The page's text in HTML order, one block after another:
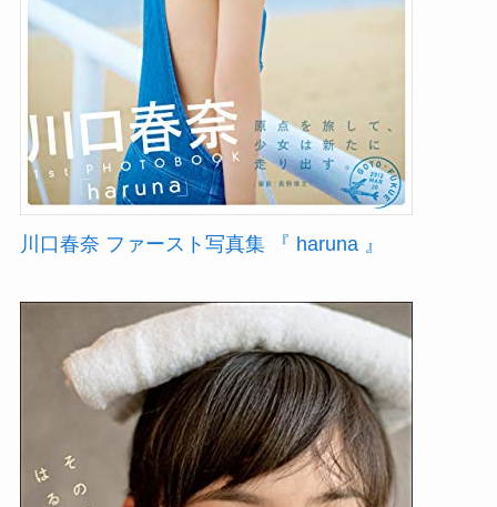
川口春奈 ファースト写真集 『 haruna 』